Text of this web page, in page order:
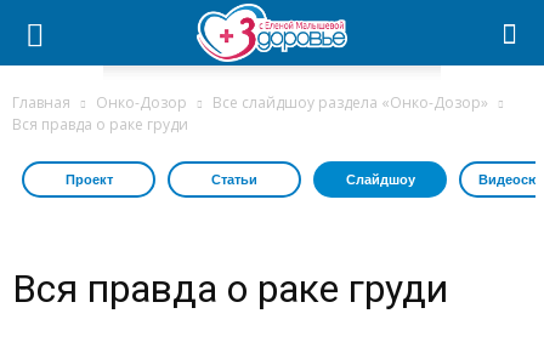
Главная Онко-Дозор
Все слайдшоу раздела «Онко-Дозор»
Вся правда о раке груди
Проект Статьи Слайдшоу
Вся правда о раке груди